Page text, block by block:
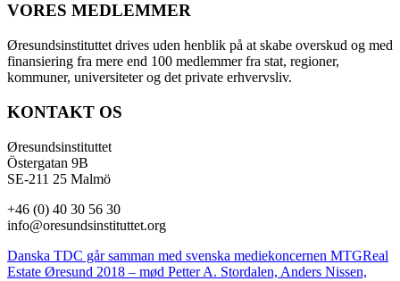
VORES MEDLEMMER
Øresundsinstituttet drives uden henblik på at skabe overskud og med
finansiering fra mere end 100 medlemmer fra stat, regioner,
kommuner, universiteter og det private erhvervsliv.
KONTAKT OS
Øresundsinstituttet
Östergatan 9B
SE-211 25 Malmö
+46 (0) 40 30 56 30
info@oresundsinstituttet.org
Danska TDC går samman med svenska mediekoncernen MTGReal
Estate Øresund 2018 – mød Petter A. Stordalen, Anders Nissen,